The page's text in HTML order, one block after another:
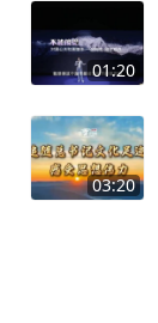
01:20
03:20